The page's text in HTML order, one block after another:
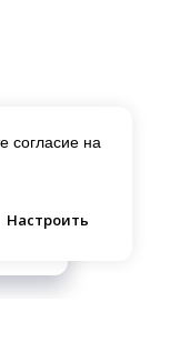
согласие на
Настроить